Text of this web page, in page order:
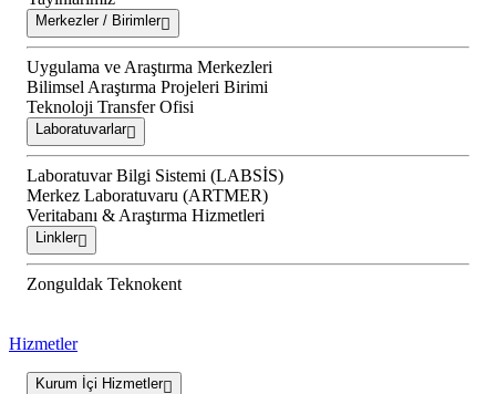
Merkezler / Birimler
Uygulama ve Araştırma Merkezleri
Bilimsel Araştırma Projeleri Birimi
Teknoloji Transfer Ofisi
Laboratuvarlar
Laboratuvar Bilgi Sistemi (LABSİS)
Merkez Laboratuvaru (ARTMER)
Veritabanı & Araştırma Hizmetleri
Linkler
Zonguldak Teknokent
Hizmetler
Kurum İçi Hizmetler